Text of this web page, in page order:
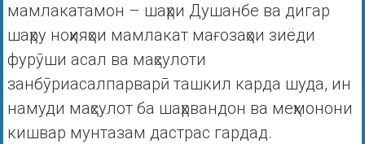
мамлакатамон – шаҳри Душанбе ва дигар
шаҳру ноҳияҳои мамлакат мағозаҳои зиёди
фурӯши асал ва маҳсулоти
занбӯриасалпарварӣ ташкил карда шуда, ин
намуди маҳсулот ба шаҳрвандон ва меҳмонони
кишвар мунтазам дастрас гардад.